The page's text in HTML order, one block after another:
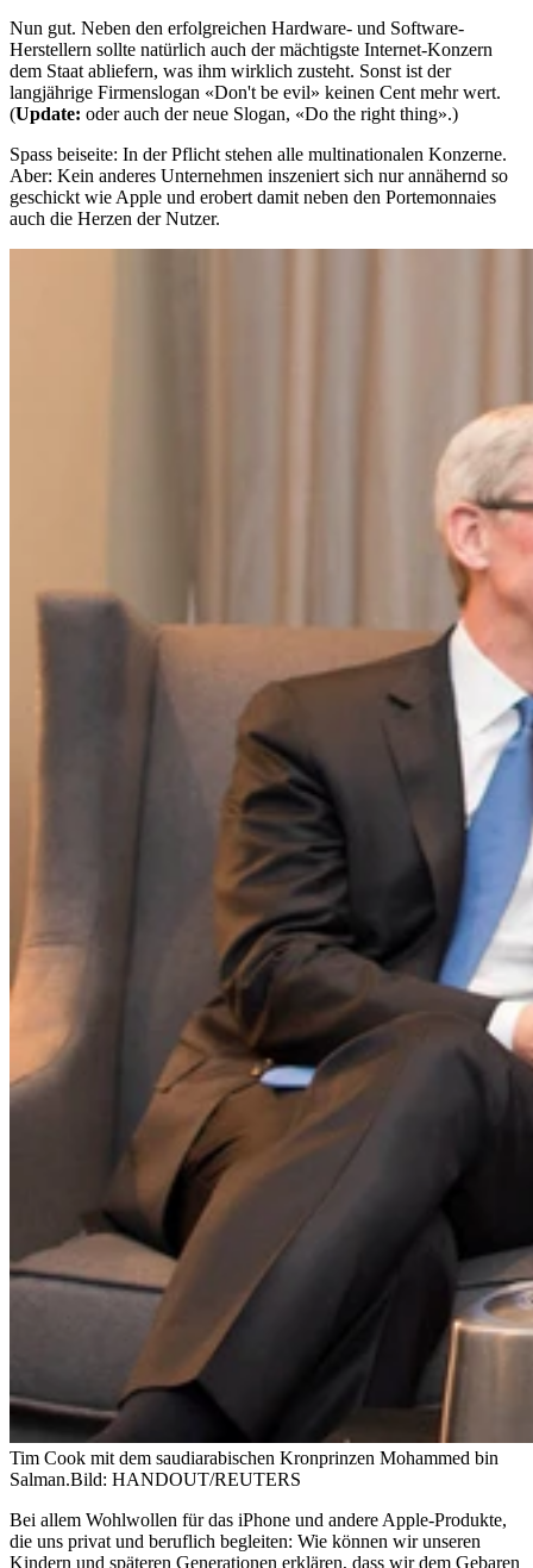
Nun gut. Neben den erfolgreichen Hardware- und Software-
Herstellern sollte natürlich auch der mächtigste Internet-Konzern
dem Staat abliefern, was ihm wirklich zusteht. Sonst ist der
langjährige Firmenslogan «Don't be evil» keinen Cent mehr wert.
(Update: oder auch der neue Slogan, «Do the right thing».)
Spass beiseite: In der Pflicht stehen alle multinationalen Konzerne.
Aber: Kein anderes Unternehmen inszeniert sich nur annähernd so
geschickt wie Apple und erobert damit neben den Portemonnaies
auch die Herzen der Nutzer.
Tim Cook mit dem saudiarabischen Kronprinzen Mohammed bin
Salman.Bild: HANDOUT/REUTERS
Bei allem Wohlwollen für das iPhone und andere Apple-Produkte,
die uns privat und beruflich begleiten: Wie können wir unseren
Kindern und späteren Generationen erklären, dass wir dem Gebaren